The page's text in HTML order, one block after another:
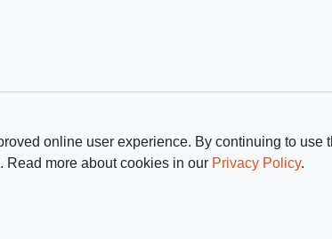
online user experience. By continuing to use
Read more about cookies in our Privacy Policy.